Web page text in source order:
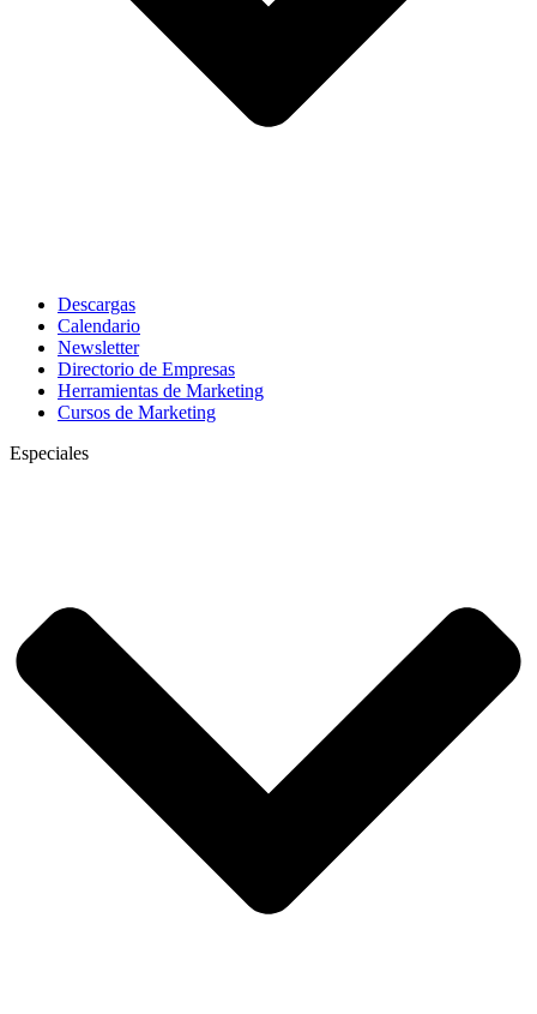
Descargas
Calendario
Newsletter
Directorio de Empresas
Herramientas de Marketing
Cursos de Marketing
Especiales